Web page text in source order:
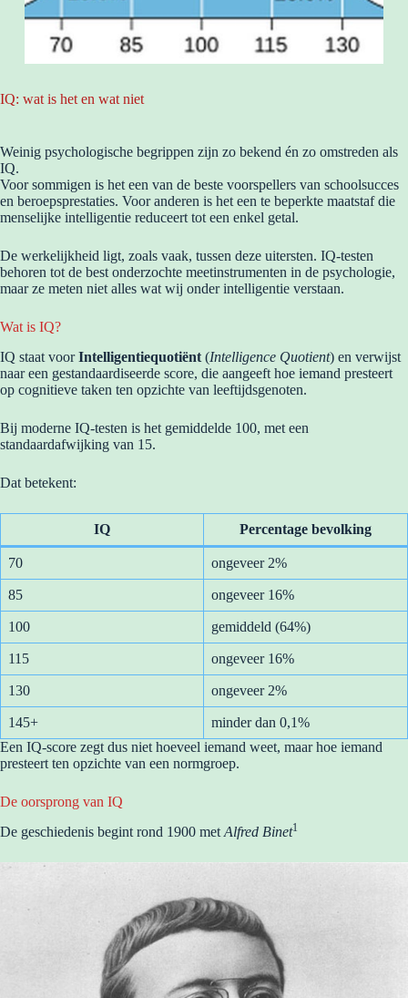
IQ: wat is het en wat niet
Weinig psychologische begrippen zijn zo bekend én zo omstreden als
IQ.
Voor sommigen is het een van de beste voorspellers van schoolsucces
en beroepsprestaties. Voor anderen is het een te beperkte maatstaf die
menselijke intelligentie reduceert tot een enkel getal.
De werkelijkheid ligt, zoals vaak, tussen deze uitersten. IQ-testen
behoren tot de best onderzochte meetinstrumenten in de psychologie,
maar ze meten niet alles wat wij onder intelligentie verstaan.
Wat is IQ?
IQ staat voorIntelligentiequotiënt (Intelligence Quotient) en verwijst
naar een gestandaardiseerde score, die aangeeft hoe iemand presteert
op cognitieve taken ten opzichte van leeftijdsgenoten.
Bij moderne IQ-testen is het gemiddelde 100, met een
standaardafwijking van 15.
Dat betekent:
IQ Percentage bevolking
70 ongeveer 2%
85 ongeveer 16%
100 gemiddeld (64%)
115 ongeveer 16%
130 ongeveer 2%
145+
minder dan 0,1%
Een IQ-score zegt dus niet hoeveel iemand weet, maar hoe iemand
presteert ten opzichte van een normgroep.
De oorsprong van IQ
De geschiedenis begint rond 1900 met Alfred Binet1